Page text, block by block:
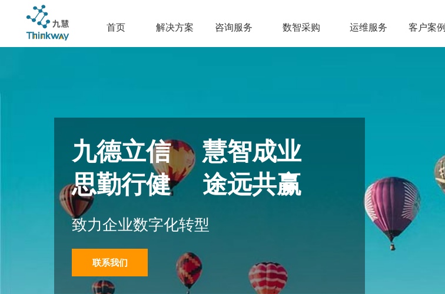
首页 解决方案 咨询服务 数智采购 运维服务 客户案例
九德立信 慧智成业
思勤行健 途远共赢
致力企业数字化转型
联系我们